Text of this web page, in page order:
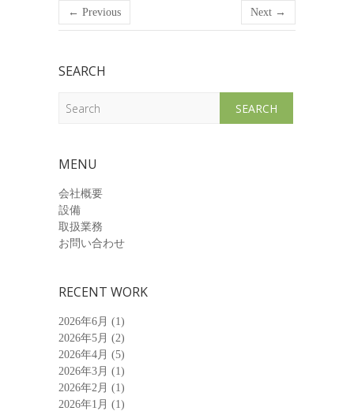
← Previous Next →
SEARCH
MENU
会社概要
設備
取扱業務
お問い合わせ
RECENT WORK
2026年6月 (1)
2026年5月 (2)
2026年4月 (5)
2026年3月 (1)
2026年2月 (1)
2026年1月 (1)